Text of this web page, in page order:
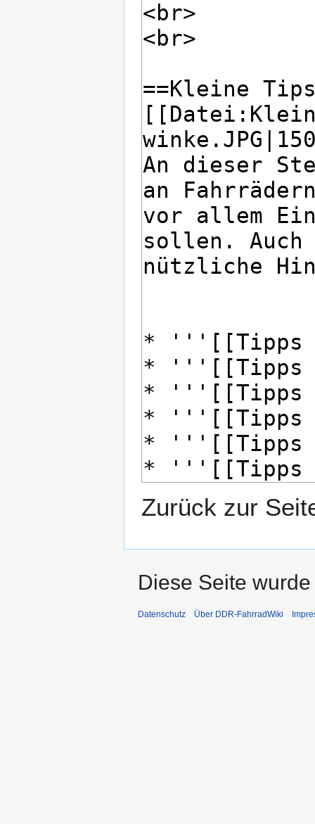
Zurück zur
Diese Seite
Datenschutz Über DDR-FahrradWiki